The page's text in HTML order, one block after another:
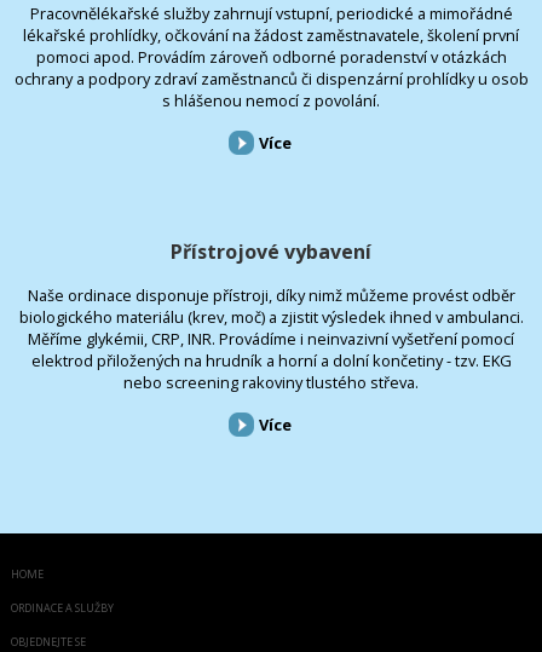
Pracovnělékařské služby zahrnují vstupní, periodické a mimořádné
lékařské prohlídky, očkování na žádost zaměstnavatele, školení první
pomoci apod. Provádím zároveň odborné poradenství v otázkách
ochrany a podpory zdraví zaměstnanců či dispenzární prohlídky u osob
s hlášenou nemocí z povolání.
Více
Přístrojové vybavení
Naše ordinace disponuje přístroji, díky nimž můžeme provést odběr
biologického materiálu (krev, moč) a zjistit výsledek ihned v ambulanci.
Měříme glykémii, CRP, INR. Provádíme i neinvazivní vyšetření pomocí
elektrod přiložených na hrudník a horní a dolní končetiny - tzv. EKG
nebo screening rakoviny tlustého střeva.
Více
HOME
ORDINACE A SLUŽBY
OBJEDNEJTE SE